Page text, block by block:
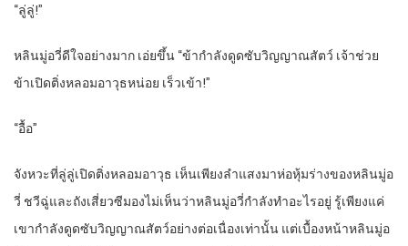
“ลู่ลู่!”
หลินมู่อวี่ดีใจอย่างมาก เอ่ยขึ้น “ข้ากำลังดูดซับวิญญาณสัตว์ เจ้าช่วย
ข้าเปิดติ่งหลอมอาวุธหน่อย เร็วเข้า!”
“อื้อ”
จังหวะที่ลู่ลู่เปิดติ่งหลอมอาวุธ เห็นเพียงลำแสงมาห่อหุ้มร่างของหลินมู่อ
วี่ ชวีฉู่และถังเสี่ยวซีมองไม่เห็นว่าหลินมู่อวี่กำลังทำอะไรอยู่ รู้เพียงแค่
เขากำลังดูดซับวิญญาณสัตว์อย่างต่อเนื่องเท่านั้น แต่เบื้องหน้าหลินมู่อ